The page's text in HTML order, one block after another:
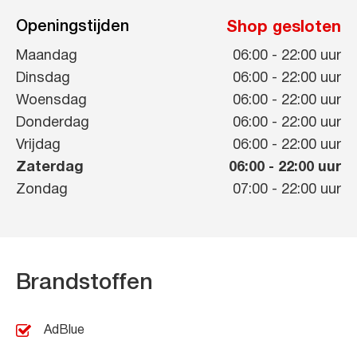
Openingstijden Shop gesloten
Maandag 06:00 - 22:00 uur
Dinsdag
06:00 - 22:00 uur
Woensdag
06:00 - 22:00 uur
Donderdag
06:00 - 22:00 uur
Vrijdag
06:00 - 22:00 uur
Zaterdag
06:00 - 22:00 uur
Zondag
07:00 - 22:00 uur
Brandstoffen
AdBlue